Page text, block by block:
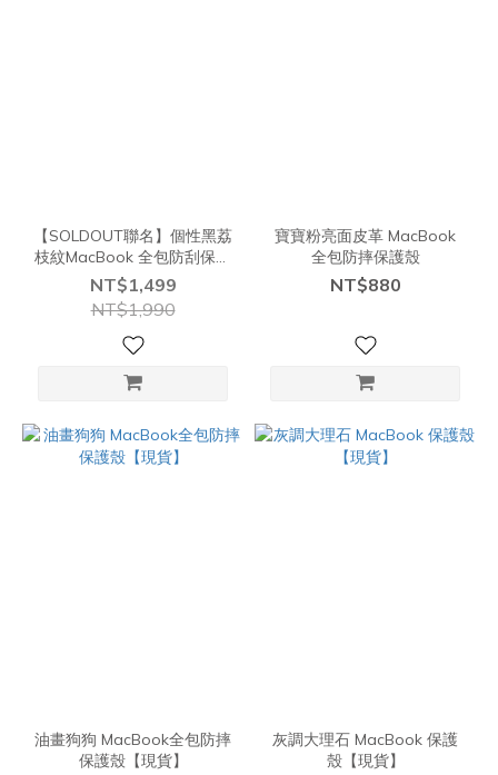
【SOLDOUT聯名】個性黑荔
枝紋MacBook 全包防刮保護
殼【現貨】
NT$1,499
NT$1,990
寶寶粉亮面皮革 MacBook
全包防摔保護殼
NT$880
油畫狗狗 MacBook全包防摔
保護殼【現貨】
灰調大理石 MacBook 保護
殼【現貨】